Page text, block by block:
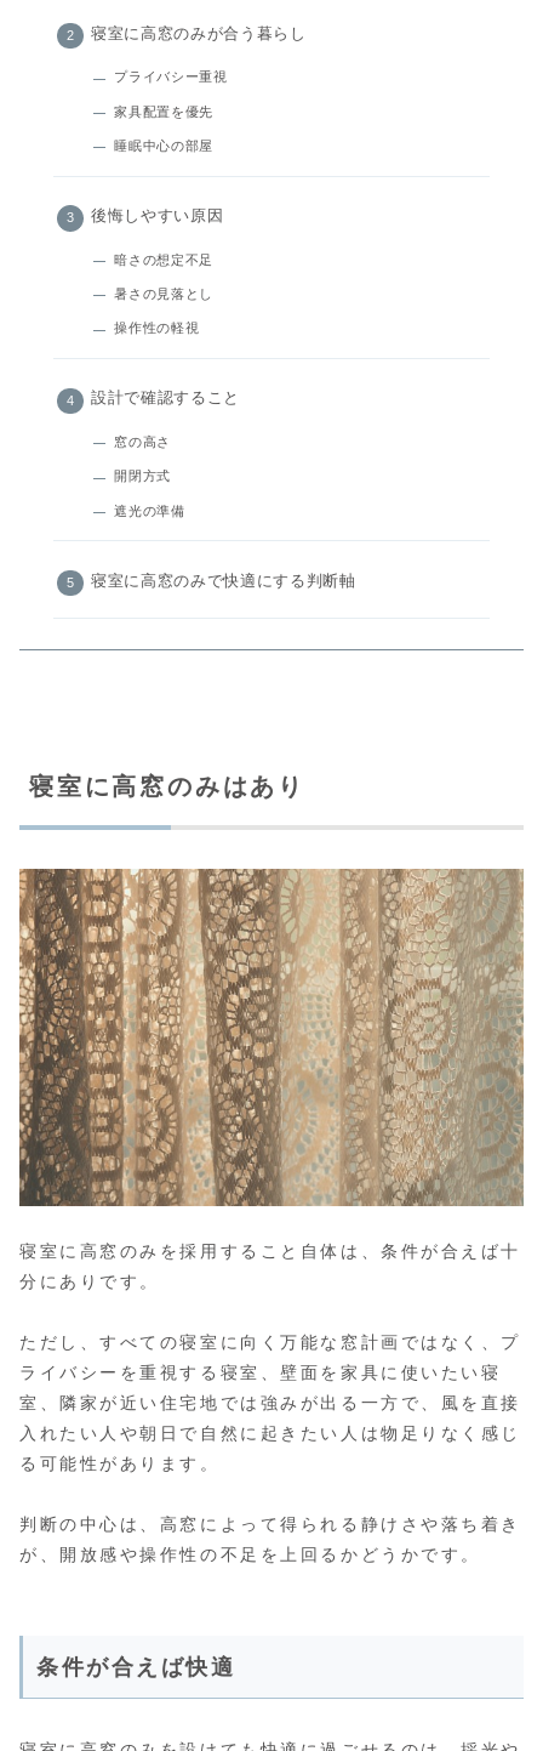
寝室に高窓のみが合う暮らし
プライバシー重視
家具配置を優先
睡眠中心の部屋
後悔しやすい原因
暗さの想定不足
暑さの見落とし
操作性の軽視
設計で確認すること
窓の高さ
開閉方式
遮光の準備
寝室に高窓のみで快適にする判断軸
寝室に高窓のみはあり
寝室に高窓のみを採用すること自体は、条件が合えば十
分にありです。
ただし、すべての寝室に向く万能な窓計画ではなく、プ
ライバシーを重視する寝室、壁面を家具に使いたい寝
室、隣家が近い住宅地では強みが出る一方で、風を直接
入れたい人や朝日で自然に起きたい人は物足りなく感じ
る可能性があります。
判断の中心は、高窓によって得られる静けさや落ち着き
が、開放感や操作性の不足を上回るかどうかです。
条件が合えば快適